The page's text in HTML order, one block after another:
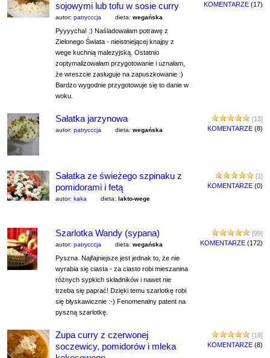
KOMENTARZE (17)
sojowymi lub tofu w sosie curry
autor: patrycccja dieta: wegańska
Pyyyycha! :) Naśladowałam potrawę z
Zielonego Świata - nieistniejącej knajpy z
wege kuchnią malezyjską. Ostatnio
zoptymalizowałam przygotowanie i uznałam,
że wreszcie zasługuje na zapuszkowanie :)
Bardzo wygodnie przygotowuje się to danie w
woku.
[13]
KOMENTARZE (8)
Sałatka jarzynowa
autor: patrycccja dieta: wegańska
[1]
KOMENTARZE (0)
Sałatka ze świeżego szpinaku z
pomidorami i fetą
autor: kaka dieta: lakto-wege
[99]
KOMENTARZE (172)
Szarlotka Wandy (sypana)
autor: patrycccja dieta: wegańska
Pyszna. Najfajniejsze jest jednak to, że nie
wyrabia się ciasta - za ciasto robi mieszanina
różnych sypkich składników i nawet nie
trzeba się paprać! Dzięki temu szarlotkę robi
się błyskawicznie :-) Fenomenalny patent na
pyszną szarlotkę.
[18]
KOMENTARZE (8)
Zupa curry z czerwonej
soczewicy, pomidorów i mleka